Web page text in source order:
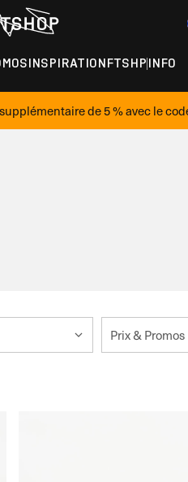
INSPIRATIONFTSHP INFO
de 5 % avec le
Prix & Promos